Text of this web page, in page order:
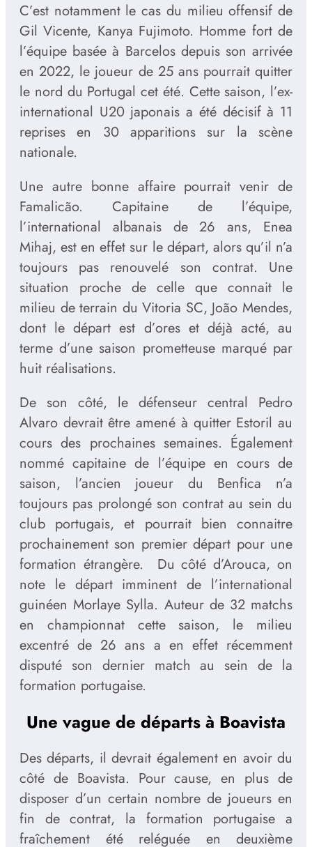
C’est notamment le cas du milieu offensif de
Gil Vicente, Kanya Fujimoto. Homme fort de
l’équipe basée à Barcelos depuis son arrivée
en 2022, le joueur de 25 ans pourrait quitter
le nord du Portugal cet été. Cette saison, l’ex-
international U20 japonais a été décisif à 11
reprises en 30 apparitions sur la scène
nationale.
Une autre bonne affaire pourrait venir de
Famalicão. Capitaine de l’équipe,
l’international albanais de 26 ans, Enea
Mihaj, est en effet sur le départ, alors qu’il n’a
toujours pas renouvelé son contrat. Une
situation proche de celle que connait le
milieu de terrain du Vitoria SC, João Mendes,
dont le départ est d’ores et déjà acté, au
terme d’une saison prometteuse marqué par
huit réalisations.
De son côté, le défenseur central Pedro
Alvaro devrait être amené à quitter Estoril au
cours des prochaines semaines. Également
nommé capitaine de l’équipe en cours de
saison, l’ancien joueur du Benfica n’a
toujours pas prolongé son contrat au sein du
club portugais, et pourrait bien connaitre
prochainement son premier départ pour une
formation étrangère. Du côté d’Arouca, on
note le départ imminent de l’international
guinéen Morlaye Sylla. Auteur de 32 matchs
en championnat cette saison, le milieu
excentré de 26 ans a en effet récemment
disputé son dernier match au sein de la
formation portugaise.
Une vague de départs à Boavista
Des départs, il devrait également en avoir du
côté de Boavista. Pour cause, en plus de
disposer d’un certain nombre de joueurs en
fin de contrat, la formation portugaise a
fraîchement été reléguée en deuxième